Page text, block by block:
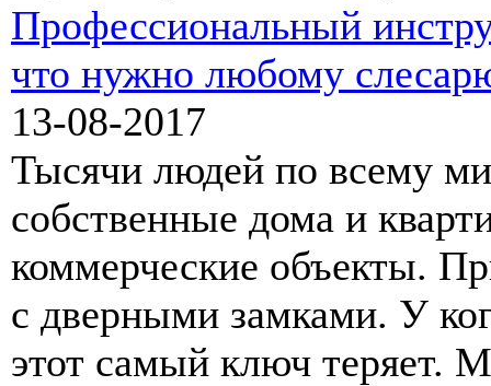
Профессиональный
что нужно любому
13-08-2017
Тысячи людей по всему
собственные дома и
коммерческие объекты.
с дверными замками. У
этот самый ключ теряет.